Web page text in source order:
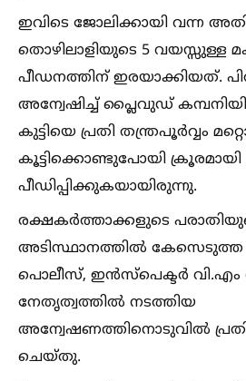
ഇവിടെ ജോലിക്കായി വന്ന
തൊഴിലാളിയുടെ 5 വയസ്സുള്ള
പീഡനത്തിന് ഇരയാക്കിയത്.
അന്വേഷിച്ച്‌ പ്ലൈവുഡ്
കുട്ടിയെ പ്രതി തന്ത്രപൂർവ്വം
കൂട്ടിക്കൊണ്ടുപോയി ക്രൂരമായി
പീഡിപ്പിക്കുകയായിരുന്നു.
രക്ഷകർത്താക്കളുടെ
അടിസ്ഥാനത്തില്‍ കേസെടുത്ത
പൊലീസ്, ഇൻസ്‌പെക്ടർ വി.എം
നേതൃത്വത്തില്‍ നടത്തിയ
അന്വേഷണത്തിനൊടുവില്‍
ചെയ്തു.